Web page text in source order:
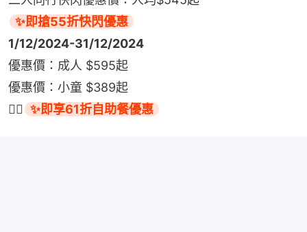
✨即搶55折快閃優惠
1/12/2024-31/12/2024
優惠價：成人 $595起
優惠價：小童 $389起
👉🏻 ✨即享61折自助餐優惠